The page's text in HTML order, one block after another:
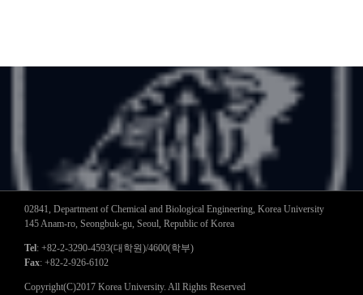
02841, Department of Chemical and Biological Engineering, Korea University
145 Anam-ro, Seongbuk-gu, Seoul, Republic of Korea
Tel: +82-2-3290-4593(대학원)/4600(학부)
Fax: +82-2-926-6102
Copyright(C)2017 Korea University. All Rights Reserved